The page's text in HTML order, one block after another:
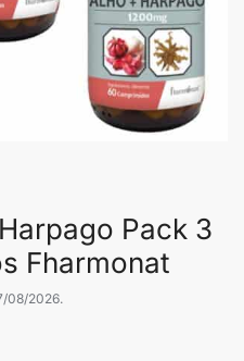
Pack 3
Fharmonat
08/2026.